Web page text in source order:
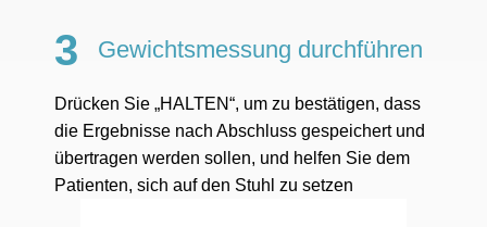
3 Gewichtsmessung durchführen
Drücken Sie „HALTEN“, um zu bestätigen, dass
die Ergebnisse nach Abschluss gespeichert und
übertragen werden sollen, und helfen Sie dem
Patienten, sich auf den Stuhl zu setzen